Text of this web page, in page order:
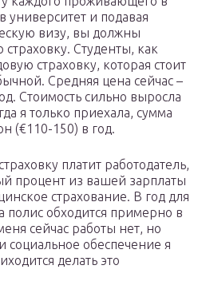
университет и подавая
визу, вы должны
Студенты, как
страховку, которая стоит
Средняя цена сейчас –
Стоимость сильно выросла
я только приехала, сумма
(€110-150) в год.
платит работодатель,
процент из вашей зарплаты
страхование. В год для
полис обходится примерно в
сейчас работы нет, но
социальное обеспечение я
делать это